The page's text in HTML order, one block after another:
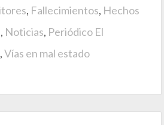
, Fallecimientos, Hechos
, Noticias, Periódico El
,Vías en mal estado